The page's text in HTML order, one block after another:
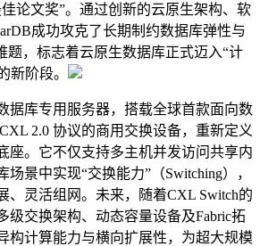
论文奖”。通过创新的云原生架构、软
成功攻克了长期制约数据库弹性与
题，标志着云原生数据库正式迈入“计
新阶段。
据库专用服务器，搭载全球首款面向数
2.0 协议的商用交换设备，重新定义
座。它不仅支持多主机并发访问共享内
景中实现“交换能力”（Switching），
、灵活组网。未来，随着CXL Switch的
级交换架构、动态容量设备及Fabric拓
构计算能力与横向扩展性，为超大规模